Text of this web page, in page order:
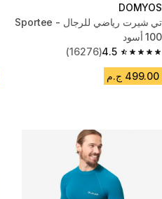
DOMYOS
100 أسود
4.5
4.5 out of 5 stars from 16276 reviews
(16276)
499.00 ج.م